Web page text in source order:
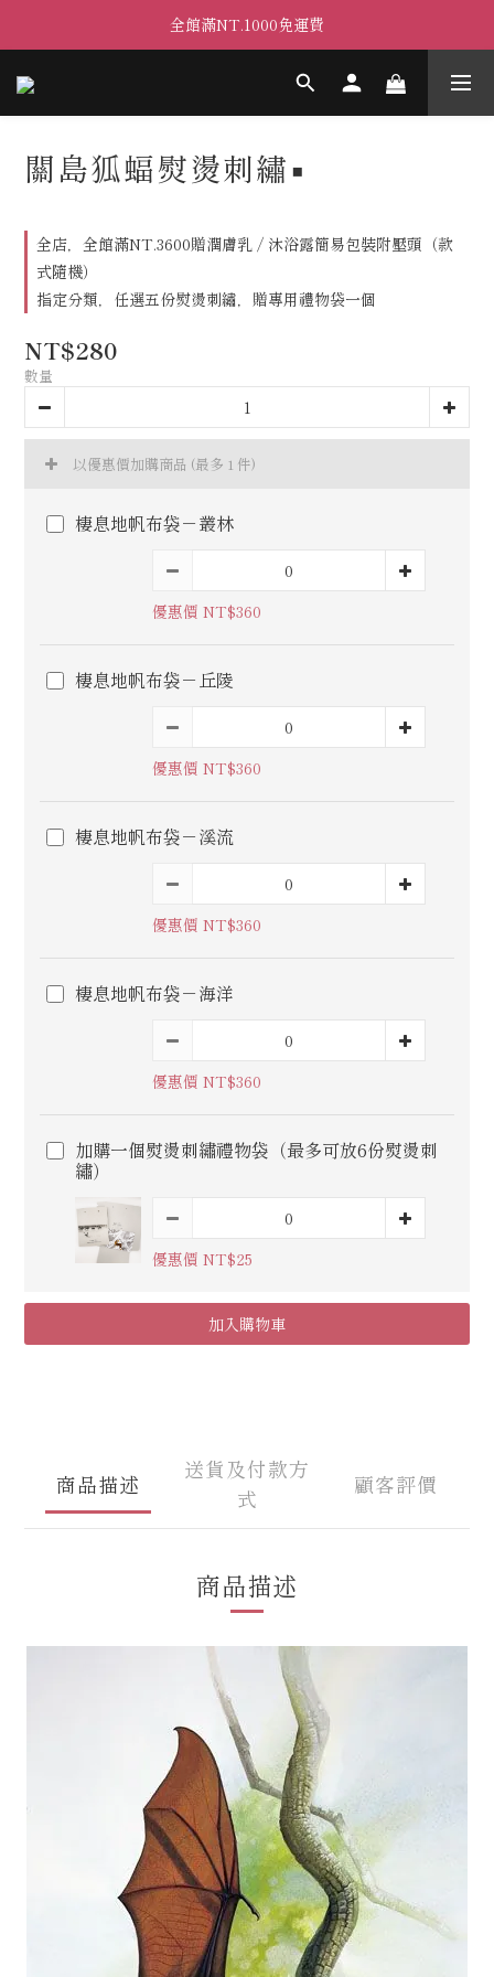
全館滿NT.1000免運費
關島狐蝠熨燙刺繡▪
全店，全館滿NT.3600贈潤膚乳 / 沐浴露簡易包裝附壓頭（款
式隨機）
指定分類，任選五份熨燙刺繡，贈專用禮物袋一個
NT$280
數量
以優惠價加購商品 (最多 1 件)
棲息地帆布袋－叢林
優惠價 NT$360
棲息地帆布袋－丘陵
優惠價 NT$360
棲息地帆布袋－溪流
優惠價 NT$360
棲息地帆布袋－海洋
優惠價 NT$360
加購一個熨燙刺繡禮物袋（最多可放6份熨燙刺
繡）
優惠價 NT$25
加入購物車
商品描述
送貨及付款方
式
顧客評價
商品描述